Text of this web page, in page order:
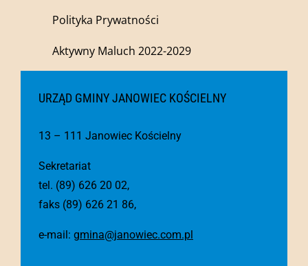
Polityka Prywatności
Aktywny Maluch 2022-2029
URZĄD GMINY JANOWIEC KOŚCIELNY
13 – 111 Janowiec Kościelny
Sekretariat
tel. (89) 626 20 02,
faks (89) 626 21 86,
e-mail: gmina@janowiec.com.pl